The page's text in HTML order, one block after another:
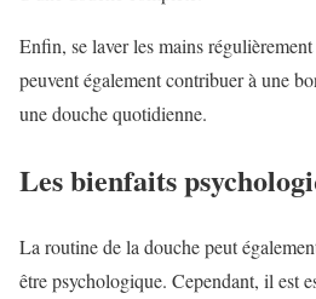
Enfin, se laver les mains
peuvent également contribuer à une
une douche quotidienne.
Les bienfaits
La routine de la douche peut
être psychologique. Cependant, il est